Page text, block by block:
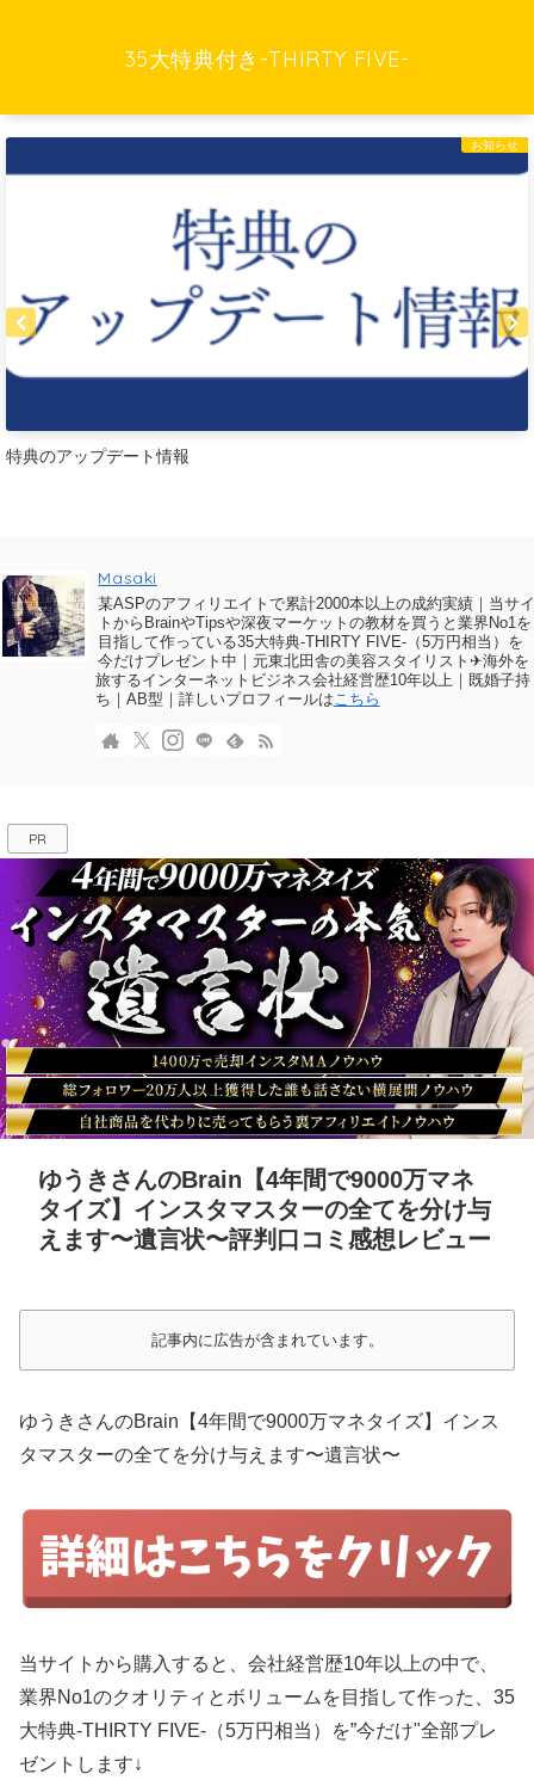
35大特典付き-THIRTY FIVE-
お知らせ
特典のアップデート情報
Masaki
某ASPのアフィリエイトで累計2000本以上の成約実績｜当サ
トからBrainやTipsや深夜マーケットの教材を買うと業界No1を
目指して作っている35大特典-THIRTY FIVE-（5万円相当）を
今だけプレゼント中｜元東北田舎の美容スタイリスト✈海外を
旅するインターネットビジネス会社経営歴10年以上｜既婚子持
ち｜AB型｜詳しいプロフィールはこちら
PR
ゆうきさんのBrain【4年間で9000万マネ
タイズ】インスタマスターの全てを分け与
えます〜遺言状〜評判口コミ感想レビュー
記事内に広告が含まれています。
ゆうきさんのBrain【4年間で9000万マネタイズ】インス
タマスターの全てを分け与えます〜遺言状〜
当サイトから購入すると、会社経営歴10年以上の中で、
業界No1のクオリティとボリュームを目指して作った、35
大特典-THIRTY FIVE-（5万円相当）を”今だけ"全部プレ
ゼントします↓